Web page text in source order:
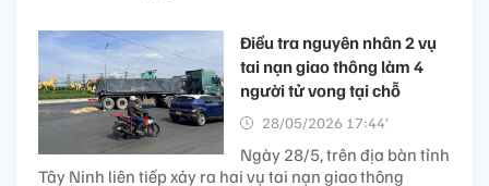
Điều tra nguyên nhân 2 vụ
tai nạn giao thông làm 4
người tử vong tại chỗ
28/05/2026 17:44’
Ngày 28/5, trên địa bàn tỉnh
Tây Ninh liên tiếp xảy ra hai vụ tai nạn giao thông